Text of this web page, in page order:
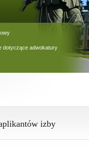
dotyczące adwokatury
izby